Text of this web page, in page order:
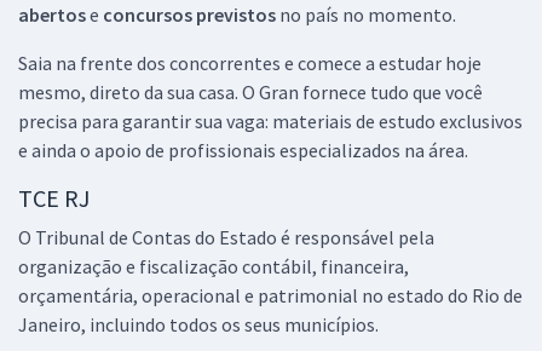
abertose concursos previstos no país no momento.
Saia na frente dos concorrentes e comece a estudar hoje
mesmo, direto da sua casa. O Gran fornece tudo que você
precisa para garantir sua vaga: materiais de estudo exclusivos
e ainda o apoio de profissionais especializados na área.
TCE RJ
O Tribunal de Contas do Estado é responsável pela
organização e fiscalização contábil, financeira,
orçamentária, operacional e patrimonial no estado do Rio de
Janeiro, incluindo todos os seus municípios.